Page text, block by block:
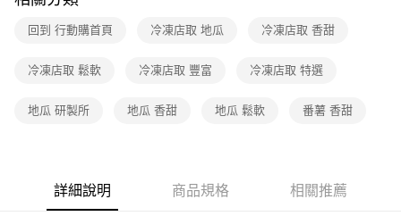
回到 行動購首頁 冷凍店取 地瓜 冷凍店取 香甜
冷凍店取 鬆軟 冷凍店取 豐富 冷凍店取 特選
地瓜 研製所 地瓜 香甜 地瓜 鬆軟 番薯 香甜
詳細說明 商品規格 相關推薦